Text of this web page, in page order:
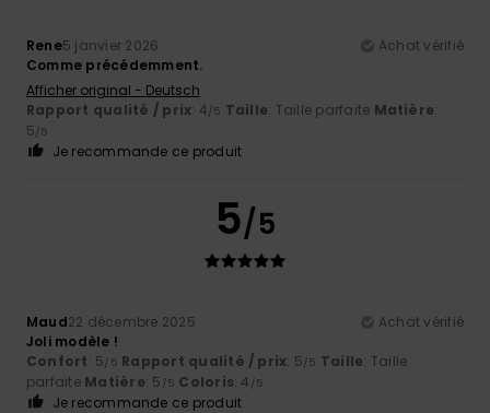
Rene5 janvier 2026
Achat vérifié
Comme précédemment.
Afficher original - Deutsch
Rapport qualité / prix: 4/5 Taille: Taille parfaite Matière:
5/5
Je recommande ce produit
5/5
Maud22 décembre 2025
Achat vérifié
Joli modèle !
Confort: 5/5 Rapport qualité / prix: 5/5 Taille: Taille
parfaite Matière: 5 /5 Coloris: 4 /5
Je recommande ce produit